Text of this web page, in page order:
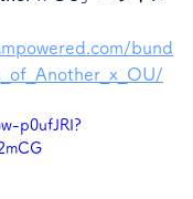
bund
p0ufJRI?